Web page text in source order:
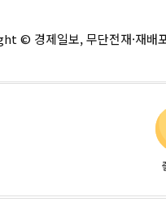
© 경제일보, 무단전재·재배